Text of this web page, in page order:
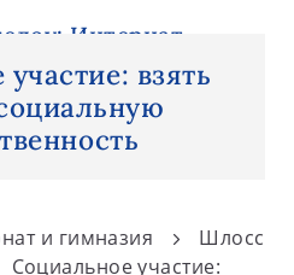
Интернат
взять
и гимназия
Шлосс
Социальное участие: